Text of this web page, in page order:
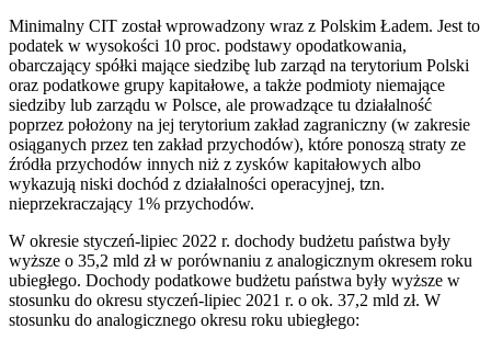
Minimalny CIT został wprowadzony wraz z Polskim Ładem. Jest to
podatek w wysokości 10 proc. podstawy opodatkowania,
obarczający spółki mające siedzibę lub zarząd na terytorium Polski
oraz podatkowe grupy kapitałowe, a także podmioty niemające
siedziby lub zarządu w Polsce, ale prowadzące tu działalność
poprzez położony na jej terytorium zakład zagraniczny (w zakresie
osiąganych przez ten zakład przychodów), które ponoszą straty ze
źródła przychodów innych niż z zysków kapitałowych albo
wykazują niski dochód z działalności operacyjnej, tzn.
nieprzekraczający 1% przychodów.
W okresie styczeń-lipiec 2022 r. dochody budżetu państwa były
wyższe o 35,2 mld zł w porównaniu z analogicznym okresem roku
ubiegłego. Dochody podatkowe budżetu państwa były wyższe w
stosunku do okresu styczeń-lipiec 2021 r. o ok. 37,2 mld zł. W
stosunku do analogicznego okresu roku ubiegłego: